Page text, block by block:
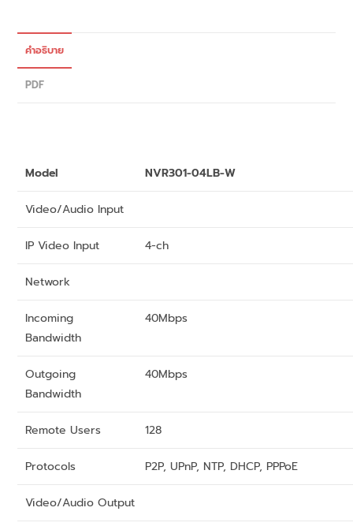
คำอธิบาย
PDF
Model NVR301-04LB-W
Video/Audio Input
IP Video Input 4-ch
Network
Incoming
Bandwidth
40Mbps
Outgoing
Bandwidth
40Mbps
Remote Users 128
Protocols P2P, UPnP, NTP, DHCP, PPPoE
Video/Audio Output